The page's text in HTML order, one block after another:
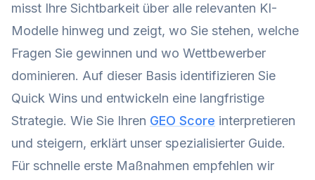
misst Ihre Sichtbarkeit über alle relevanten KI-
Modelle hinweg und zeigt, wo Sie stehen, welche
Fragen Sie gewinnen und wo Wettbewerber
dominieren. Auf dieser Basis identifizieren Sie
Quick Wins und entwickeln eine langfristige
Strategie. Wie Sie Ihren GEO Score interpretieren
und steigern, erklärt unser spezialisierter Guide.
Für schnelle erste Maßnahmen empfehlen wir